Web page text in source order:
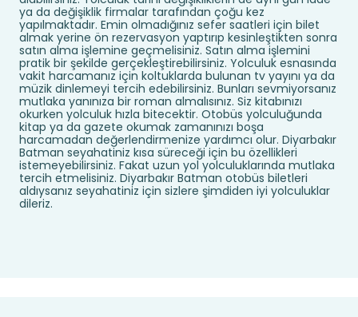
ya da değişiklik firmalar tarafından çoğu kez
yapılmaktadır. Emin olmadığınız sefer saatleri için bilet
almak yerine ön rezervasyon yaptırıp kesinleştikten sonra
satın alma işlemine geçmelisiniz. Satın alma işlemini
pratik bir şekilde gerçekleştirebilirsiniz. Yolculuk esnasında
vakit harcamanız için koltuklarda bulunan tv yayını ya da
müzik dinlemeyi tercih edebilirsiniz. Bunları sevmiyorsanız
mutlaka yanınıza bir roman almalısınız. Siz kitabınızı
okurken yolculuk hızla bitecektir. Otobüs yolculuğunda
kitap ya da gazete okumak zamanınızı boşa
harcamadan değerlendirmenize yardımcı olur. Diyarbakır
Batman seyahatiniz kısa süreceği için bu özellikleri
istemeyebilirsiniz. Fakat uzun yol yolculuklarında mutlaka
tercih etmelisiniz. Diyarbakır Batman otobüs biletleri
aldıysanız seyahatiniz için sizlere şimdiden iyi yolculuklar
dileriz.